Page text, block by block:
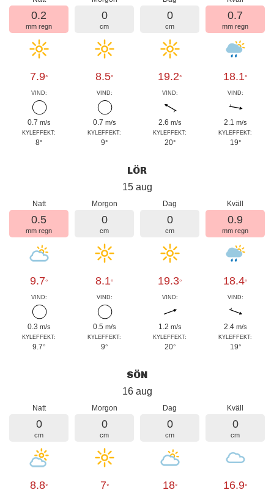
0.2
mm regn
7.9°
VIND:
0.7 m/s
KYLEFFEKT:
8°
0
cm
8.5°
VIND:
0.7 m/s
KYLEFFEKT:
9°
0
cm
19.2°
VIND:
2.6 m/s
KYLEFFEKT:
20°
0.7
mm regn
18.1°
VIND:
2.1 m/s
KYLEFFEKT:
19°
LÖR
15 aug
Natt
0.5
mm regn
9.7°
VIND:
0.3 m/s
KYLEFFEKT:
9.7°
Morgon
0
cm
8.1°
VIND:
0.5 m/s
KYLEFFEKT:
9°
Dag
0
cm
19.3°
VIND:
1.2 m/s
KYLEFFEKT:
20°
Kväll
0.9
mm regn
18.4°
VIND:
2.4 m/s
KYLEFFEKT:
19°
SÖN
16 aug
Natt
0
cm
8.8°
Morgon
0
cm
7°
Dag
0
cm
18°
Kväll
0
cm
16.9°